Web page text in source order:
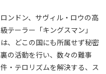
ロンドン、サヴィル・ロウの高
級テーラー「キングスマン」
は、どこの国にも所属せず秘密
裏の活動を行い、数々の難事
件・テロリズムを解決する、ス